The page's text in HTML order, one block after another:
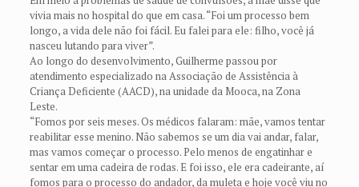
vivia mais no hospital do que em casa. “Foi um processo bem
longo, a vida dele não foi fácil. Eu falei para ele: filho, você já
nasceu lutando para viver”.
Ao longo do desenvolvimento, Guilherme passou por
atendimento especializado na Associação de Assistência à
Criança Deficiente (AACD), na unidade da Mooca, na Zona
Leste.
“Fomos por seis meses. Os médicos falaram: mãe, vamos tentar
reabilitar esse menino. Não sabemos se um dia vai andar, falar,
mas vamos começar o processo. Pelo menos de engatinhar e
sentar em uma cadeira de rodas. E foi isso, ele era cadeirante, aí
fomos para o processo do andador, da muleta e hoje você viu no